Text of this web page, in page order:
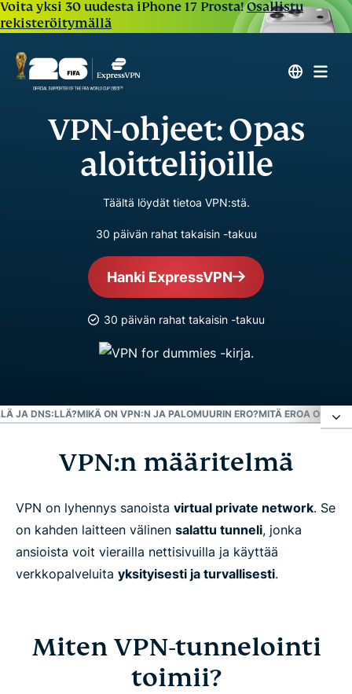
Voita yksi 30 uudesta iPhone 17 Prosta!Osallistu
rekisteröitymällä
VPN-ohjeet: Opas
aloittelijoille
Täältä löydät tietoa VPN:stä.
30 päivän rahat takaisin -takuu
Hanki ExpressVPN
30 päivän rahat takaisin -takuu
JA DNS:LLÄ?MIKÄ ON VPN:N JA PALOMUURIN ERO?MITÄ EROA ON
VPN:n määritelmä
Miten VPN-tunnelointi toimii?
Miksi tarvitsen VPN:n?
Mitä eroa on VPN:llä ja DNS:llä?
VPN:n määritelmä
VPN on lyhennys sanoista virtual private network. Se
on kahden laitteen välinen salattu tunneli, jonka
ansioista voit vierailla nettisivuilla ja käyttää
verkkopalveluita yksityisesti ja turvallisesti.
Miten VPN-tunnelointi
toimii?